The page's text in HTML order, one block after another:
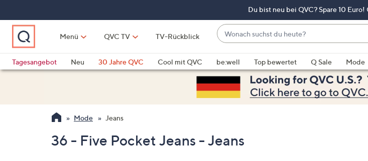
springen
Du bist neu bei QVC? Spare 10
Menü QVC TV TV-Rückblick
Wonach
suchst
du
heute?
Vorschläge
verfügbar
sind,
verwenden
nach
Tagesangebot
Neu 30 Jahre QVC Cool mit QVC be:well Top bewertet Q Sale Mode
Mode Jeans
36 - Five Pocket Jeans - Jeans